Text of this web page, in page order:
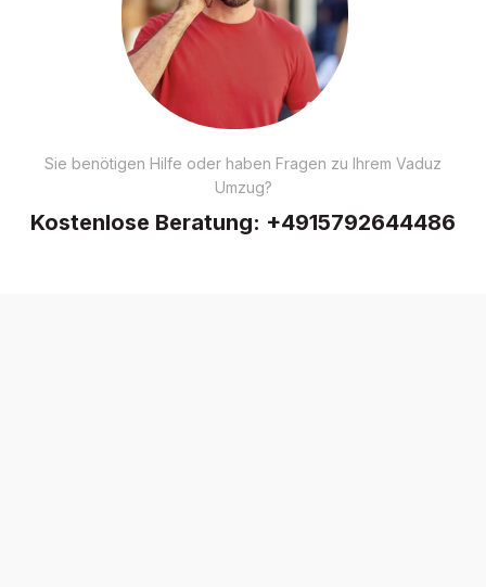
Sie benötigen Hilfe oder haben Fragen zu Ihrem Vaduz
Umzug?
Kostenlose Beratung: +4915792644486